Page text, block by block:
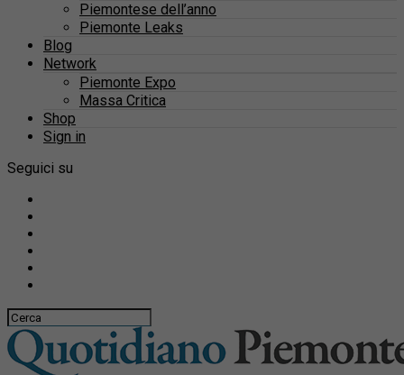
Piemontese dell’anno
Piemonte Leaks
Blog
Network
Piemonte Expo
Massa Critica
Shop
Sign in
Seguici su